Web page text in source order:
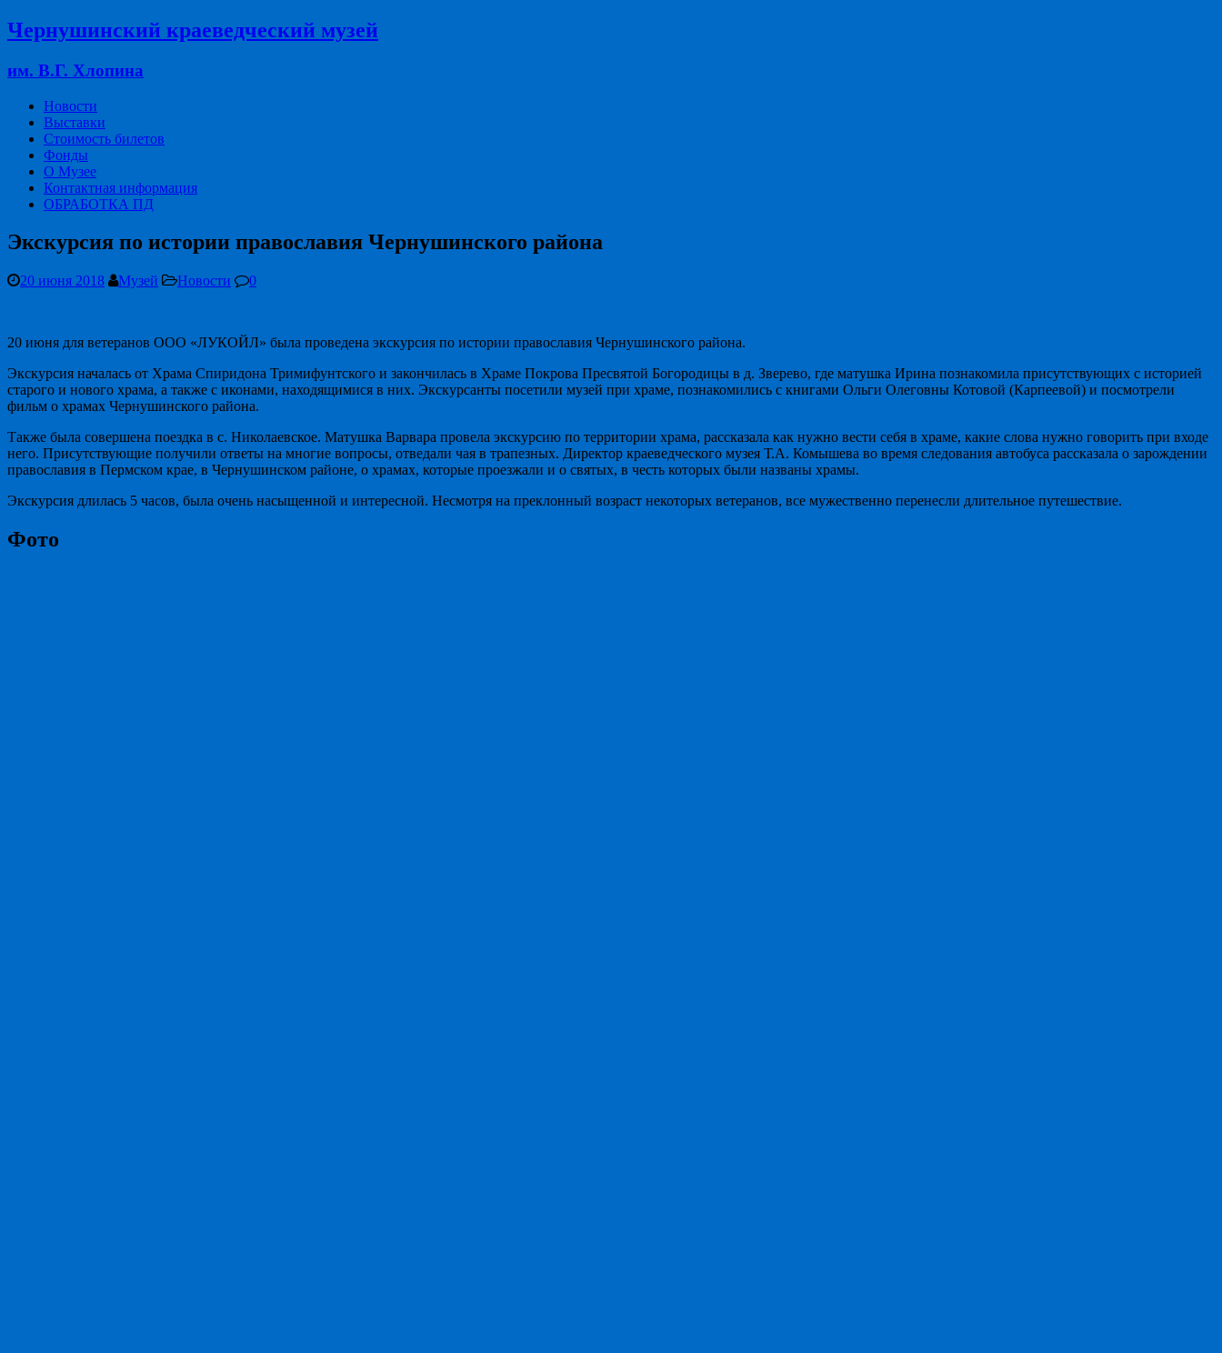
Чернушинский краеведческий музей
им. В.Г. Хлопина
Новости
Выставки
Стоимость билетов
Фонды
О Музее
Контактная информация
ОБРАБОТКА ПД
Экскурсия по истории православия Чернушинского района
20 июня 2018 Музей Новости 0
20 июня для ветеранов ООО «ЛУКОЙЛ» была проведена экскурсия по истории православия Чернушинского района.
Экскурсия началась от Храма Спиридона Тримифунтского и закончилась в Храме Покрова Пресвятой Богородицы в д. Зверево, где матушка Ирина познакомила присутствующих с историей
старого и нового храма, а также с иконами, находящимися в них. Экскурсанты посетили музей при храме, познакомились с книгами Ольги Олеговны Котовой (Карпеевой) и посмотрели
фильм о храмах Чернушинского района.
Также была совершена поездка в с. Николаевское. Матушка Варвара провела экскурсию по территории храма, рассказала как нужно вести себя в храме, какие слова нужно говорить при входе
него. Присутствующие получили ответы на многие вопросы, отведали чая в трапезных. Директор краеведческого музея Т.А. Комышева во время следования автобуса рассказала о зарождении
православия в Пермском крае, в Чернушинском районе, о храмах, которые проезжали и о святых, в честь которых были названы храмы.
Экскурсия длилась 5 часов, была очень насыщенной и интересной. Несмотря на преклонный возраст некоторых ветеранов, все мужественно перенесли длительное путешествие.
Фото